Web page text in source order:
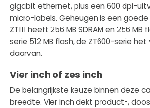
gigabit ethernet, plus een 600 dpi-
micro-labels. Geheugen is een
ZT111 heeft 256 MB SDRAM en 256 MB
serie 512 MB flash, de ZT600-serie
daarvan.
Vier inch of zes inch
De belangrijkste keuze binnen deze
breedte. Vier inch dekt product-,